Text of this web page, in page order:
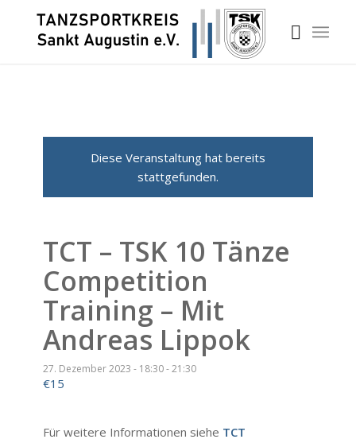
Diese Veranstaltung hat bereits
stattgefunden.
TCT – TSK 10 Tänze
Competition
Training – Mit
Andreas Lippok
27. Dezember 2023 - 18:30-21:30
€15
Für weitere Informationen siehe TCT